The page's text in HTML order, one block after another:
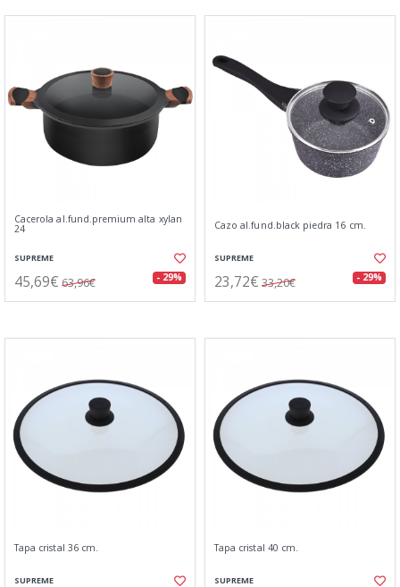
Cacerola al.fund.premium alta xylan
24
SUPREME
45,69€ 63,96€ - 29%
Cazo al.fund.black piedra 16 cm.
SUPREME
23,72€ 33,20€ - 29%
Tapa cristal 36 cm.
SUPREME
Tapa cristal 40 cm.
SUPREME